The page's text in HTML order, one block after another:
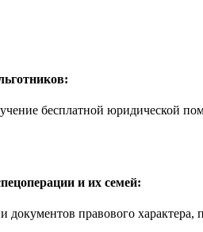
бесплатной юридической
и их семей:
правового характера,